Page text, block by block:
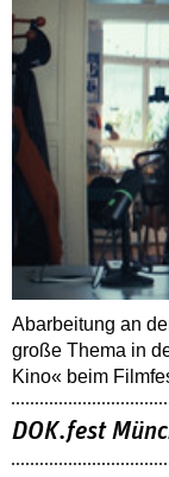
Abarbeitung an
große Thema in
Kino« beim
DOK.fest